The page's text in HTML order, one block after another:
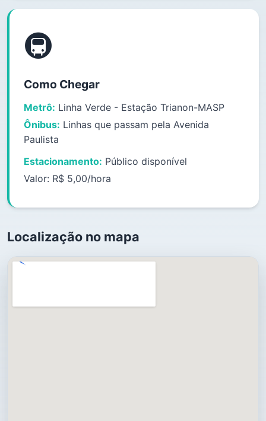
🚇
Como Chegar
Metrô: Linha Verde - Estação Trianon-MASP
Ônibus: Linhas que passam pela Avenida
Paulista
Estacionamento: Público disponível
Valor: R$ 5,00/hora
Localização no mapa